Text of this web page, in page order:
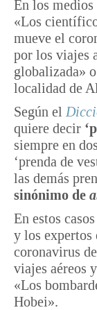
En los medios
«Los
mueve el
por los viajes
globalizada»
localidad de
Según el
quiere decir
siempre en
‘prenda de
las demás
sinónimo de
En estos
y los expertos
coronavirus
viajes aéreos
«Los
Hobei».